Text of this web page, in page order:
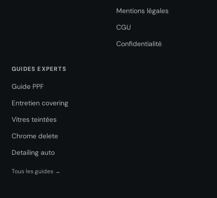
Mentions légales
CGU
Confidentialité
GUIDES EXPERTS
Guide PPF
Entretien covering
Vitres teintées
Chrome delete
Detailing auto
Tous les guides →